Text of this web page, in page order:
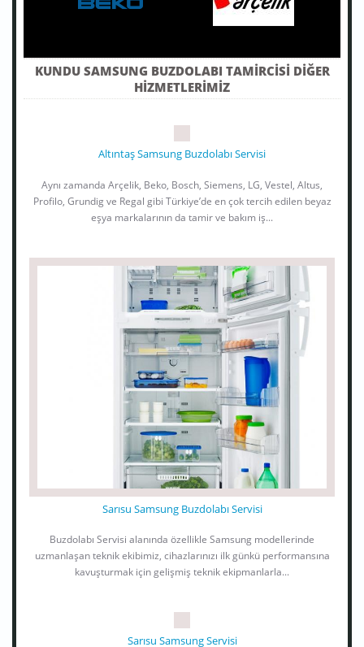
KUNDU SAMSUNG BUZDOLABI TAMIRCISI DIĞER
HIZMETLERIMIZ
Altıntaş Samsung Buzdolabı Servisi
Aynı zamanda Arçelik, Beko, Bosch, Siemens, LG, Vestel, Altus,
Profilo, Grundig ve Regal gibi Türkiye’de en çok tercih edilen beyaz
eşya markalarının da tamir ve bakım iş...
Sarısu Samsung Buzdolabı Servisi
Buzdolabı Servisi alanında özellikle Samsung modellerinde
uzmanlaşan teknik ekibimiz, cihazlarınızı ilk günkü performansına
kavuşturmak için gelişmiş teknik ekipmanlarla...
Sarısu Samsung Servisi